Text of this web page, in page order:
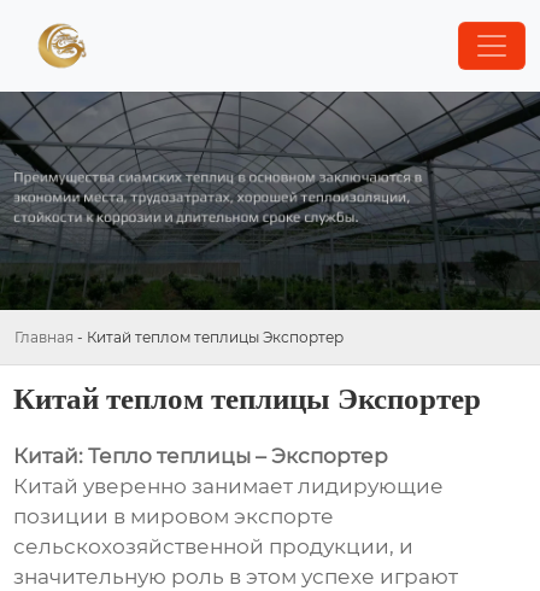
Главная - Китай теплом теплицы Экспортер
Китай теплом теплицы Экспортер
Китай: Тепло теплицы – Экспортер
Китай уверенно занимает лидирующие
позиции в мировом экспорте
сельскохозяйственной продукции, и
значительную роль в этом успехе играют